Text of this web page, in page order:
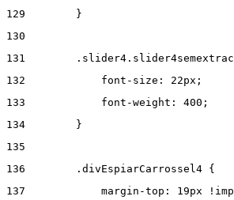
129
        }
130
131
132
            font-size: 22px;
133
            font-weight: 400;
134
        }
135
136
        .divEspiarCarrossel4 {
137
margin-top: 19px